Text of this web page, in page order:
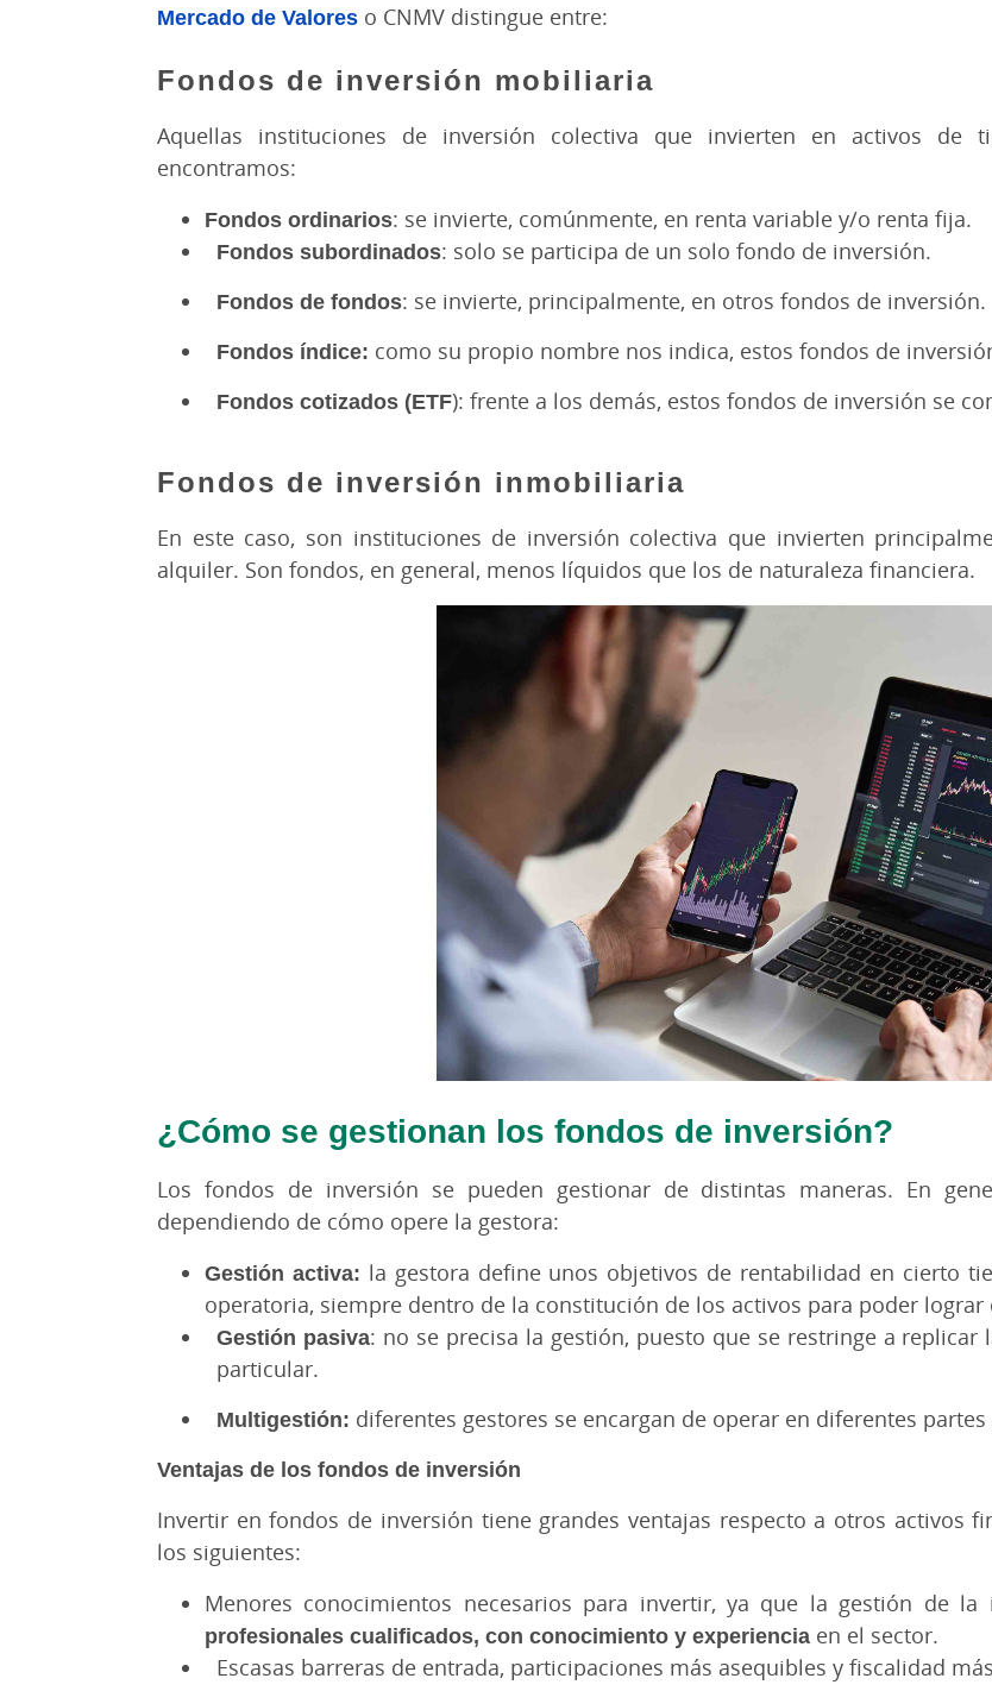
Mercado de Valores o CNMV distingue entre:
Fondos de inversión mobiliaria
Aquellas instituciones de inversión colectiva que invierten en activos de
encontramos:
Fondos ordinarios: se invierte, comúnmente, en renta variable y/o renta fija.
Fondos subordinados: solo se participa de un solo fondo de inversión.
Fondos de fondos: se invierte, principalmente, en otros fondos de inversión.
Fondos índice: como su propio nombre nos indica, estos fondos de
Fondos cotizados (ETF): frente a los demás, estos fondos de inversión se
Fondos de inversión inmobiliaria
En este caso, son instituciones de inversión colectiva que invierten
alquiler. Son fondos, en general, menos líquidos que los de naturaleza financiera.
¿Cómo se gestionan los fondos de inversión?
Los fondos de inversión se pueden gestionar de distintas maneras. En
dependiendo de cómo opere la gestora:
Gestión activa: la gestora define unos objetivos de rentabilidad en cierto
operatoria, siempre dentro de la constitución de los activos para poder
Gestión pasiva: no se precisa la gestión, puesto que se restringe a
particular.
Multigestión: diferentes gestores se encargan de operar en diferentes
Ventajas de los fondos de inversión
Invertir en fondos de inversión tiene grandes ventajas respecto a otros activos
los siguientes:
Menores conocimientos necesarios para invertir, ya que la gestión de
profesionales cualificados, con conocimiento y experiencia en el sector.
Escasas barreras de entrada, participaciones más asequibles y fiscalidad